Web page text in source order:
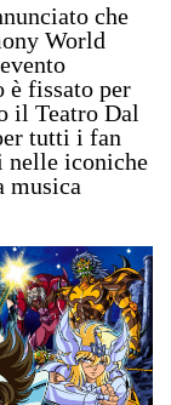
che
World
è fissato per
il Teatro Dal
tutti i fan
nelle iconiche
musica